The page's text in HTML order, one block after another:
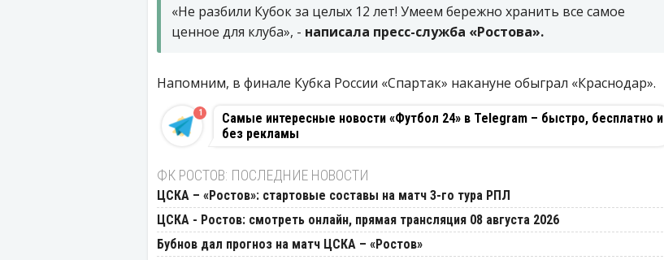
«Не разбили Кубок за целых 12 лет! Умеем бережно хранить все самое
ценное для клуба», - написала пресс-служба «Ростова».
Напомним, в финале Кубка России «Спартак» накануне обыграл «Краснодар».
Самые интересные новости «Футбол 24» в Telegram – быстро, бесплатно и
без рекламы
1
ФК РОСТОВ: ПОСЛЕДНИЕ НОВОСТИ
ЦСКА – «Ростов»: стартовые составы на матч 3-го тура РПЛ
ЦСКА - Ростов: смотреть онлайн, прямая трансляция 08 августа 2026
Бубнов дал прогноз на матч ЦСКА – «Ростов»